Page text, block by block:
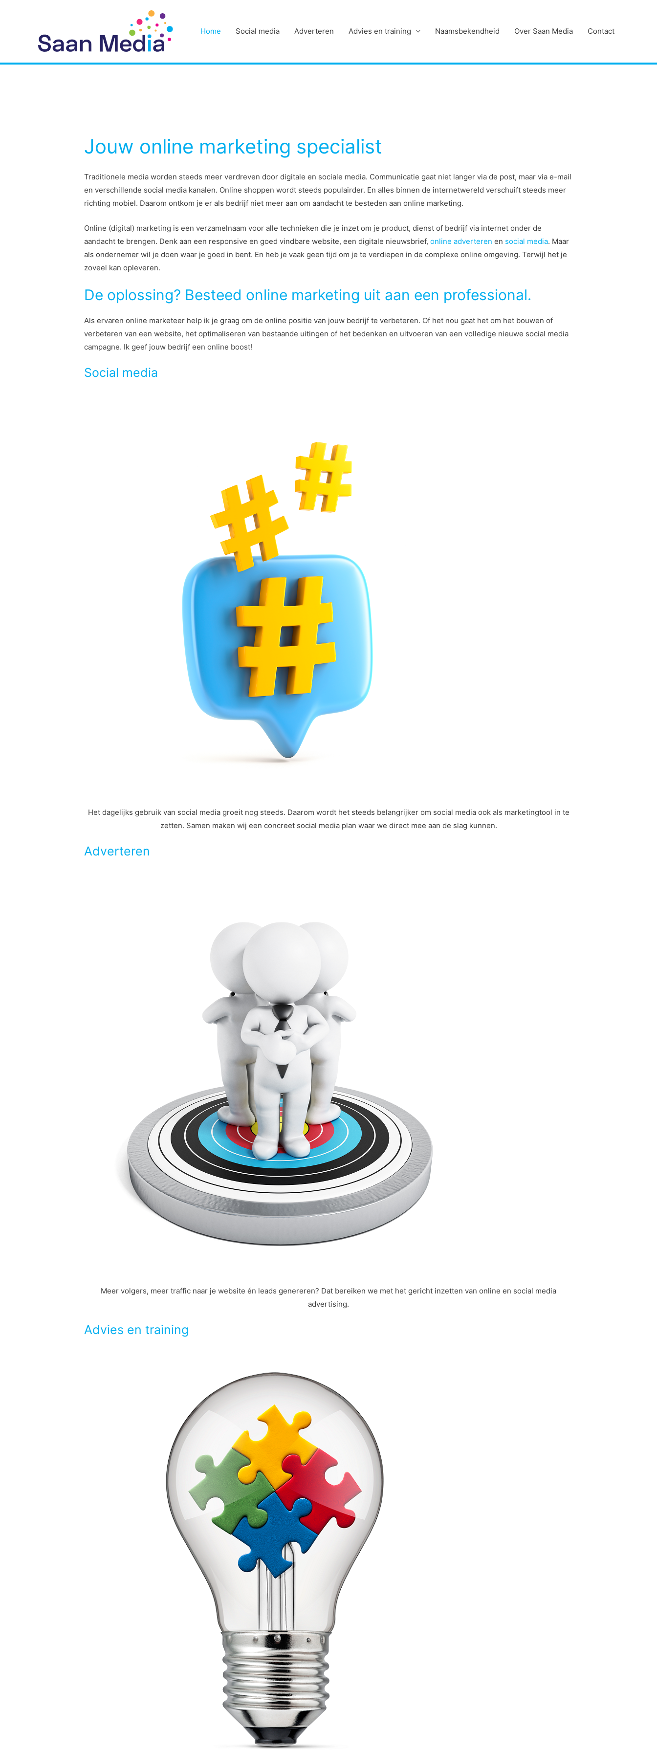
Home Social media Adverteren Advies en training Naamsbekendheid Over Saan Media Contact
Jouw online marketing specialist
Traditionele media worden steeds meer verdreven door digitale en sociale media. Communicatie gaat niet langer via de post, maar via e-mail
en verschillende social media kanalen. Online shoppen wordt steeds populairder. En alles binnen de internetwereld verschuift steeds meer
richting mobiel. Daarom ontkom je er als bedrijf niet meer aan om aandacht te besteden aan online marketing.
Online (digital) marketing is een verzamelnaam voor alle technieken die je inzet om je product, dienst of bedrijf via internet onder de
aandacht te brengen. Denk aan een responsive en goed vindbare website, een digitale nieuwsbrief,online adverteren en social media. Maar
als ondernemer wil je doen waar je goed in bent. En heb je vaak geen tijd om je te verdiepen in de complexe online omgeving. Terwijl het je
zoveel kan opleveren.
De oplossing? Besteed online marketing uit aan een professional.
Als ervaren online marketeer help ik je graag om de online positie van jouw bedrijf te verbeteren. Of het nou gaat het om het bouwen of
verbeteren van een website, het optimaliseren van bestaande uitingen of het bedenken en uitvoeren van een volledige nieuwe social media
campagne. Ik geef jouw bedrijf een online boost!
Social media
Het dagelijks gebruik van social media groeit nog steeds. Daarom wordt het steeds belangrijker om social media ook als marketingtool in te
zetten. Samen maken wij een concreet social media plan waar we direct mee aan de slag kunnen.
Adverteren
Meer volgers, meer traffic naar je website én leads genereren? Dat bereiken we met het gericht inzetten van online en social media
advertising.
Advies en training